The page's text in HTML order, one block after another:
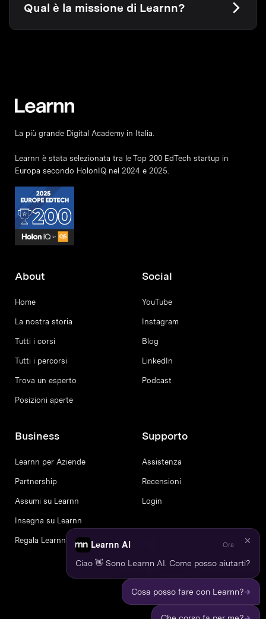
Qual è la missione di Learnn?
La più grande Digital Academy in Italia.
Learnn è stata selezionata tra le Top 200 EdTech startup in
Europa secondo HolonIQ nel 2024 e 2025.
About
Home
La nostra storia
Tutti i corsi
Tutti i percorsi
Trova un esperto
Posizioni aperte
Social
YouTube
Instagram
Blog
LinkedIn
Podcast
Business
Learnn per Aziende
Partnership
Assumi su Learnn
Insegna su Learnn
Regala Learnn
Supporto
Assistenza
Recensioni
Login
Learnn AI Ora
Ciao 👋 Sono Learnn AI. Come posso aiutarti?
Cosa posso fare con Learnn?→